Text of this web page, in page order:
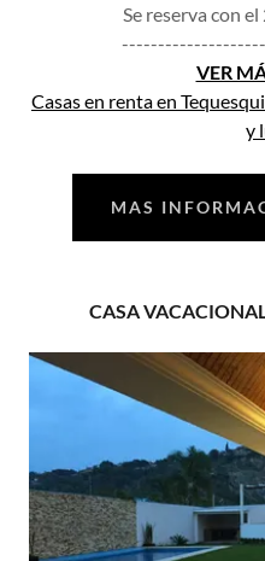
Se reserva con
VER
Casas en renta en
y
MAS
CASA